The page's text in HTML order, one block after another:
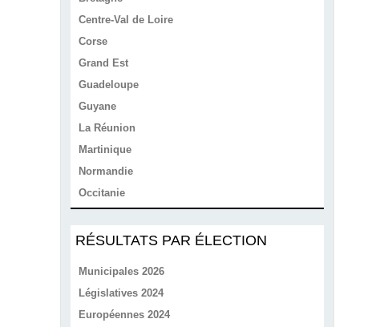
Centre-Val de Loire
Corse
Grand Est
Guadeloupe
Guyane
La Réunion
Martinique
Normandie
Occitanie
RÉSULTATS PAR ÉLECTION
Municipales 2026
Législatives 2024
Européennes 2024